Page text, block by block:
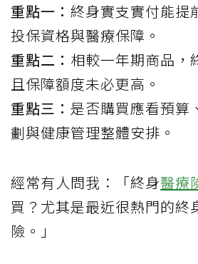
重點一： 終身實支實付能提
投保資格與醫療保障。
重點二： 相較一年期商品，
且保障額度未必更高。
重點三： 是否購買應看預算
劃與健康管理整體安排。
經常有人問我：「終身醫療
買？尤其是最近很熱門的終
險。」